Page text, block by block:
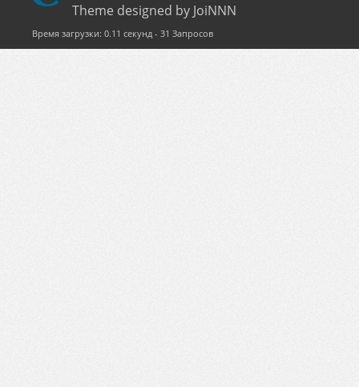
Theme designed by JoiNNN
Время загрузки: 0.11 секунд - 31 Запросов